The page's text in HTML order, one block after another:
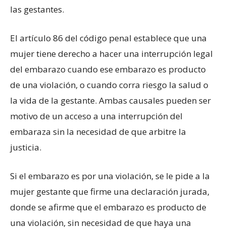
las gestantes.
El artículo 86 del código penal establece que una
mujer tiene derecho a hacer una interrupción legal
del embarazo cuando ese embarazo es producto
de una violación, o cuando corra riesgo la salud o
la vida de la gestante. Ambas causales pueden ser
motivo de un acceso a una interrupción del
embaraza sin la necesidad de que arbitre la
justicia.
Si el embarazo es por una violación, se le pide a la
mujer gestante que firme una declaración jurada,
donde se afirme que el embarazo es producto de
una violación, sin necesidad de que haya una